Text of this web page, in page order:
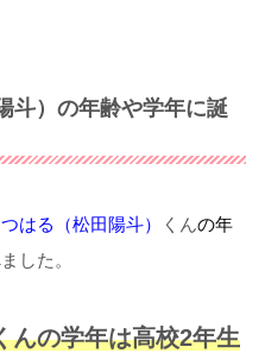
斗）の年齢や学年に誕
つはる（松田陽斗） くんの年
した。
んの学年は高校2年生